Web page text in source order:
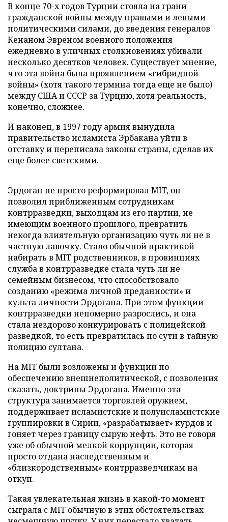
В конце 70-х годов Турции стояла на грани
гражданской войны между правыми и левыми
политическими силами, до введения генералов
Кенаном Эвреном военного положения
ежедневно в уличных столкновениях убивали
несколько десятков человек. Существует мнение,
что эта война была проявлением «гибридной
войны» (хотя такого термина тогда еще не было)
между США и СССР за Турцию, хотя реальность,
конечно, сложнее.
И наконец, в 1997 году армия вынудила
правительство исламиста Эрбакана уйти в
отставку и переписала законы страны, сделав их
еще более светскими.
Эрдоган не просто реформировал MIT, он
позволил приближенным сотрудникам
контрразведки, выходцам из его партии, не
имеющим военного прошлого, превратить
некогда влиятельную организацию чуть ли не в
частную лавочку. Стало обычной практикой
набирать в MIT родственников, в провинциях
служба в контрразведке стала чуть ли не
семейным бизнесом, что способствовало
созданию «режима личной преданности» и
культа личности Эрдогана. При этом функции
контрразведки непомерно разрослись, и она
стала нездорово конкурировать с полицейской
разведкой, то есть превратилась по сути в тайную
полицию султана.
На MIT были возложены и функции по
обеспечению внешнеполитической, с позволения
сказать, доктрины Эрдогана. Именно эта
структура занимается торговлей оружием,
поддерживает исламистские и полуисламистские
группировки в Сирии, «разрабатывает» курдов и
гоняет через границу сырую нефть. Это не говоря
уже об обычной мелкой коррупции, которая
просто отдана наследственным и
«близкородственным» контрразведчикам на
откуп.
Такая увлекательная жизнь в какой-то момент
сыграла с MIT обычную в этих обстоятельствах